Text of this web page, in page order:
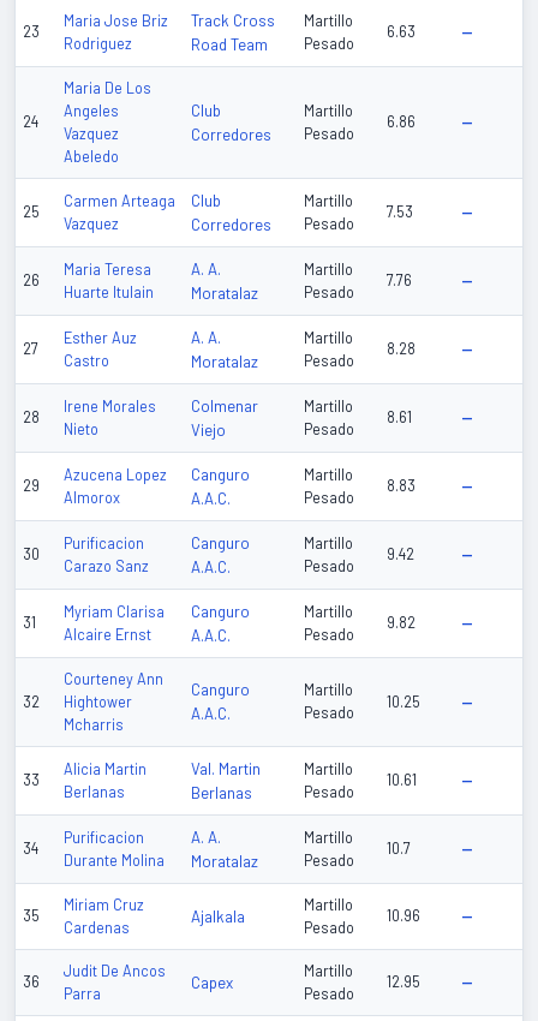
23
Maria Jose Briz
Rodriguez
Track Cross
Road Team
Martillo
Pesado
6.63 —
24
Maria De Los
Angeles
Vazquez
Abeledo
Club
Corredores
Martillo
Pesado
6.86 —
25
Carmen Arteaga
Vazquez
Club
Corredores
Martillo
Pesado
7.53 —
26
Maria Teresa
Huarte Itulain
A. A.
Moratalaz
Martillo
Pesado
7.76 —
27
Esther Auz
Castro
A. A.
Moratalaz
Martillo
Pesado
8.28 —
28
Irene Morales
Nieto
Colmenar
Viejo
Martillo
Pesado
8.61 —
29
Azucena Lopez
Almorox
Canguro
A.A.C.
Martillo
Pesado
8.83 —
30
Purificacion
Carazo Sanz
Canguro
A.A.C.
Martillo
Pesado
9.42 —
31
Myriam Clarisa
Alcaire Ernst
Canguro
A.A.C.
Martillo
Pesado
9.82 —
32
Courteney Ann
Hightower
Mcharris
Canguro
A.A.C.
Martillo
Pesado
10.25 —
33
Alicia Martin
Berlanas
Val. Martin
Berlanas
Martillo
Pesado
10.61 —
34
Purificacion
Durante Molina
A. A.
Moratalaz
Martillo
Pesado
10.7 —
35
Miriam Cruz
Cardenas
Ajalkala
Martillo
Pesado
10.96 —
36
Judit De Ancos
Parra
Capex
Martillo
Pesado
12.95 —